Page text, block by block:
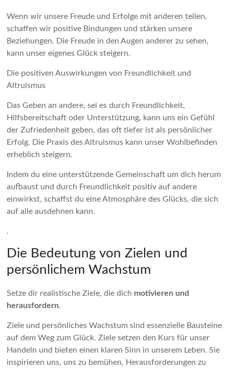
Wenn wir unsere Freude und Erfolge mit anderen teilen,
schaffen wir positive Bindungen und stärken unsere
Beziehungen. Die Freude in den Augen anderer zu sehen,
kann unser eigenes Glück steigern.
Die positiven Auswirkungen von Freundlichkeit und
Altruismus
Das Geben an andere, sei es durch Freundlichkeit,
Hilfsbereitschaft oder Unterstützung, kann uns ein Gefühl
der Zufriedenheit geben, das oft tiefer ist als persönlicher
Erfolg. Die Praxis des Altruismus kann unser Wohlbefinden
erheblich steigern.
Indem du eine unterstützende Gemeinschaft um dich herum
aufbaust und durch Freundlichkeit positiv auf andere
einwirkst, schaffst du eine Atmosphäre des Glücks, die sich
auf alle ausdehnen kann.
.
Die Bedeutung von Zielen und
persönlichem Wachstum
Setze dir realistische Ziele, die dich motivieren und
herausfordern.
Ziele und persönliches Wachstum sind essenzielle Bausteine
auf dem Weg zum Glück. Ziele setzen den Kurs für unser
Handeln und bieten einen klaren Sinn in unserem Leben. Sie
inspirieren uns, uns zu bemühen, Herausforderungen zu